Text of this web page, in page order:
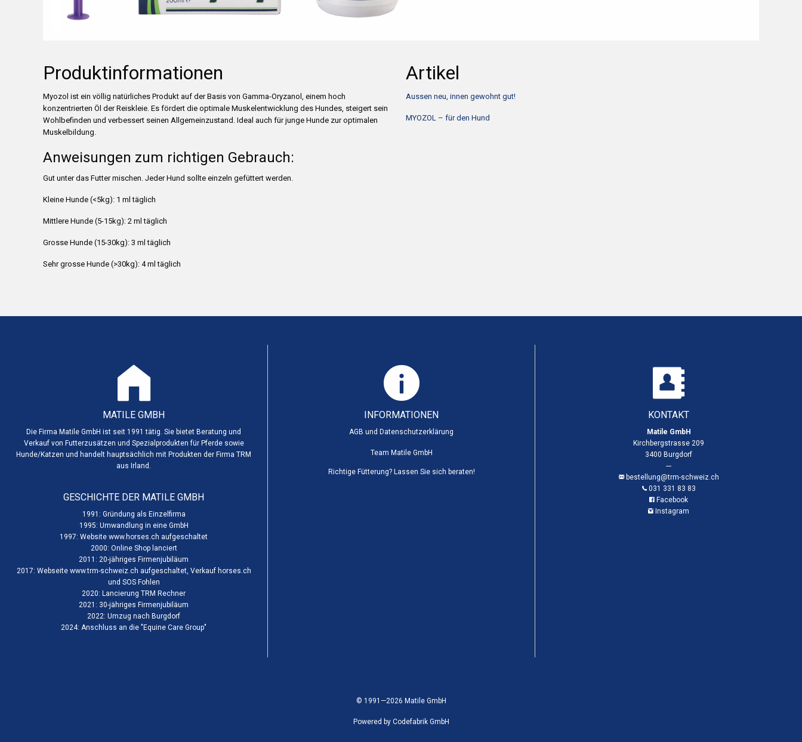
Produktinformationen
Myozol ist ein völlig natürliches Produkt auf der Basis von Gamma-Oryzanol, einem hoch
konzentrierten Öl der Reiskleie. Es fördert die optimale Muskelentwicklung des Hundes, steigert sein
Wohlbefinden und verbessert seinen Allgemeinzustand. Ideal auch für junge Hunde zur optimalen
Muskelbildung.
Anweisungen zum richtigen Gebrauch:
Gut unter das Futter mischen. Jeder Hund sollte einzeln gefüttert werden.
Kleine Hunde (<5kg): 1 ml täglich
Mittlere Hunde (5-15kg): 2 ml täglich
Grosse Hunde (15-30kg): 3 ml täglich
Sehr grosse Hunde (>30kg): 4 ml täglich
Artikel
Aussen neu, innen gewohnt gut!
MYOZOL – für den Hund
MATILE GMBH
Die Firma Matile GmbH ist seit 1991 tätig. Sie bietet Beratung und
Verkauf von Futterzusätzen und Spezialprodukten für Pferde sowie
Hunde/Katzen und handelt hauptsächlich mit Produkten der Firma TRM
aus Irland.
GESCHICHTE DER MATILE GMBH
1991: Gründung als Einzelfirma
1995: Umwandlung in eine GmbH
1997: Website www.horses.ch aufgeschaltet
2000: Online Shop lanciert
2011: 20-jähriges Firmenjubiläum
2017: Webseite www.trm-schweiz.ch aufgeschaltet, Verkauf horses.ch
und SOS Fohlen
2020: Lancierung TRM Rechner
2021: 30-jähriges Firmenjubiläum
2022: Umzug nach Burgdorf
2024: Anschluss an die " Equine Care Group"
INFORMATIONEN
AGB und Datenschutzerklärung
Team Matile GmbH
Richtige Fütterung? Lassen Sie sich beraten!
KONTAKT
Matile GmbH
Kirchbergstrasse 209
3400 Burgdorf
---
bestellung@trm-schweiz.ch
031 331 83 83
Facebook
Instagram
© 1991—2026 Matile GmbH
Powered by Codefabrik GmbH